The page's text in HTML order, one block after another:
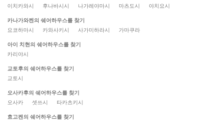
이치카와시
후나바시시 나가레야마시 마츠도시 야치요시
카나가와켄의 쉐어하우스를 찾기
요코하마시
카와사키시 사가미하라시 가마쿠라
아이 치현의 쉐어하우스를 찾기
카리야시
교토후의 쉐어하우스를 찾기
교토시
오사카후의 쉐어하우스를 찾기
오사카
셋쓰시 타카츠키시
효고켄의 쉐어하우스를 찾기